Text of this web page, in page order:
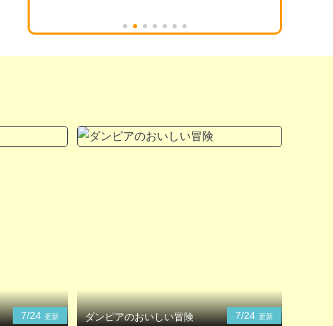
7/24 更新 ダンピアのおいしい冒険 7/24 更新